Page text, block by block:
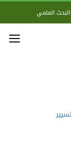
البحث العلمي